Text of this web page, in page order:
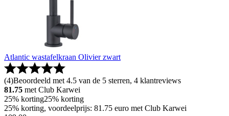
Atlantic wastafelkraan Olivier zwart
(4)Beoordeeld met 4.5 van de 5 sterren, 4 klantreviews
81.75 met Club Karwei
25% korting25% korting
25% korting, voordeelprijs: 81.75 euro met Club Karwei